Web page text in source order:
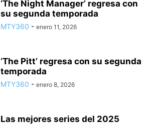
‘The Night Manager’ regresa con
su segunda temporada
MTY360 - enero 11, 2026
‘The Pitt’ regresa con su segunda
temporada
MTY360 - enero 8, 2026
Las mejores series del 2025